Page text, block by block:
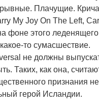
Плачущие.
My Joy On The Left,
фоне этого
то сумасшествие.
не должны
Таких, как она,
признания
герой Исландии.